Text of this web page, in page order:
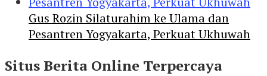
Gus Rozin Silaturahim ke Ulama dan
Pesantren Yogyakarta, Perkuat Ukhuwah
Situs Berita Online Terpercaya